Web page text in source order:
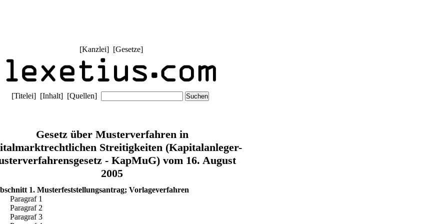
[Kanzlei] [Gesetze]
[Titelei] [Inhalt] [Quellen]
Gesetz über Musterverfahren in
Streitigkeiten (Kapitalanleger-
- KapMuG) vom 16. August
2005
1. Musterfeststellungsantrag; Vorlageverfahren
Paragraf 1
Paragraf 2
Paragraf 3